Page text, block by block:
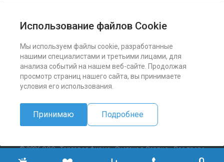
Использование файлов Cookie
Мы используем файлы cookie, разработанные
нашими специалистами и третьими лицами, для
анализа событий на нашем веб-сайте. Продолжая
просмотр страниц нашего сайта, вы принимаете
условия его использования.
Принимаю Подробнее
Мы в соц. сетях
© 2026 ООО «Торговая фирма «Снегоход-Сервис». Все права
защищены.